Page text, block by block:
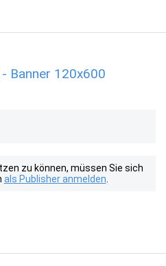
Banner 120x600
zu können, müssen Sie sich
als Publisher anmelden